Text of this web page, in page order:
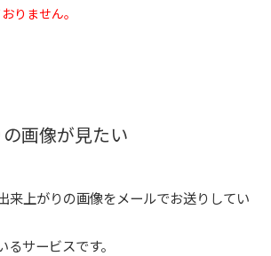
りません。
画像が見たい
来上がりの画像をメールでお送りしてい
るサービスです。